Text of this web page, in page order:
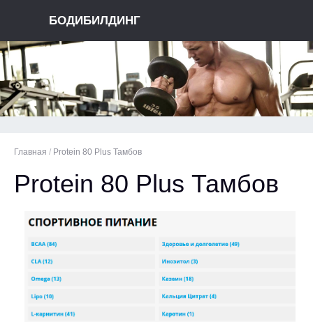
БОДИБИЛДИНГ
Главная / Protein 80 Plus Тамбов
Protein 80 Plus Тамбов